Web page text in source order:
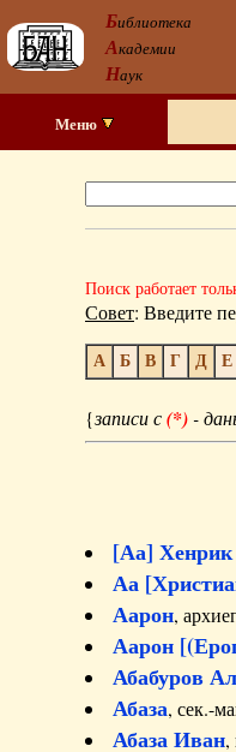
Библиотека
Академии
Наук
Меню
Поиск работает
Совет: Введите
А Б В Г Д Е
{записи с(*)-
[Аа] Хенрик
Аа
Аарон,
Аарон
Абабуров
Абаза, сек.-
Абаза Иван